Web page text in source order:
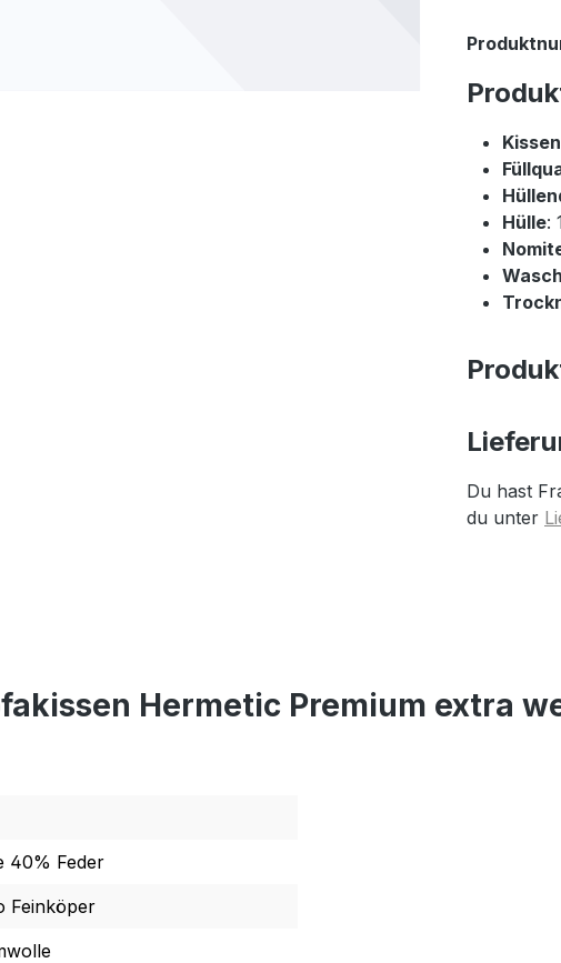
Hülle:
Du hast
du unter
Hermetic Premium extra
40% Feder
Feinköper